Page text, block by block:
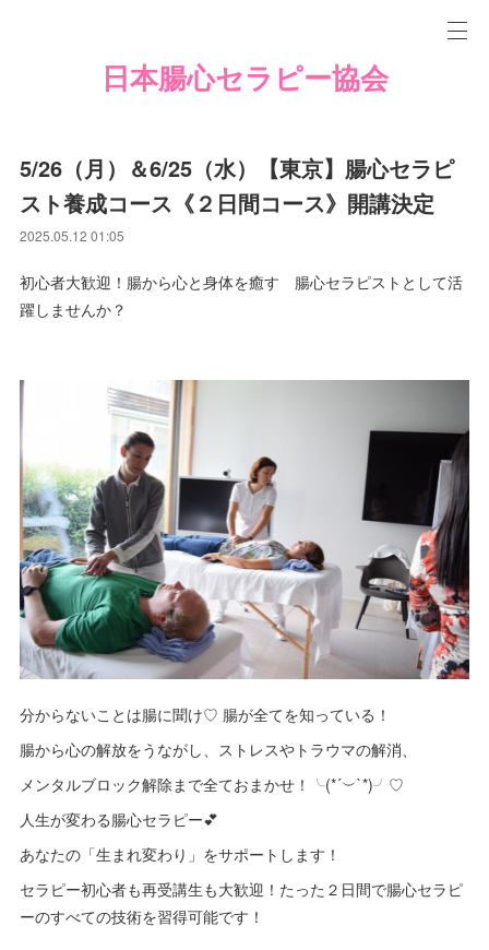
日本腸心セラピー協会
5/26（月）＆6/25（水）【東京】腸心セラピ
スト養成コース《２日間コース》開講決定
2025.05.12 01:05
初心者大歓迎！腸から心と身体を癒す 腸心セラピストとして活
躍しませんか？
分からないことは腸に聞け♡ 腸が全てを知っている！
腸から心の解放をうながし、ストレスやトラウマの解消、
メンタルブロック解除まで全ておまかせ！╰(*´︶`*)╯♡
人生が変わる腸心セラピー💕
あなたの「生まれ変わり」をサポートします！
セラピー初心者も再受講生も大歓迎！たった２日間で腸心セラピ
ーのすべての技術を習得可能です！